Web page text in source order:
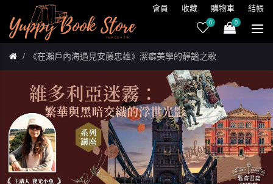
會員 收藏 購物車 結帳
0 0
《在瀨戶內海遇見安藤忠雄》潔癖美學的靜謐之歌